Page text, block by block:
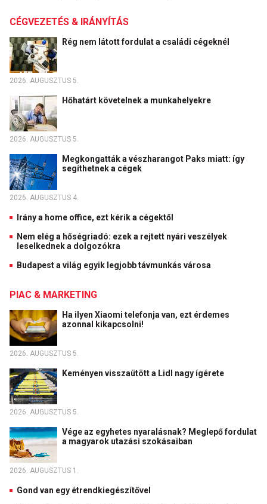
CÉGVEZETÉS & IRÁNYÍTÁS
Rég nem látott fordulat a családi cégeknél
2026. AUGUSZTUS 5.
Hőhatárt követelnek a munkahelyekre
2026. AUGUSZTUS 5.
Megkongatták a vészharangot Paks miatt: így
segíthetnek a cégek
2026. AUGUSZTUS 4.
Irány a home office, ezt kérik a cégektől
Nem elég a hőségriadó: ezek a rejtett nyári veszélyek
leselkednek a dolgozókra
Budapest a világ egyik legjobb távmunkás városa
PIAC & MARKETING
Ha ilyen Xiaomi telefonja van, ezt érdemes
azonnal kikapcsolni!
2026. AUGUSZTUS 5.
Keményen visszaütött a Lidl nagy ígérete
2026. AUGUSZTUS 5.
Vége az egyhetes nyaralásnak? Meglepő fordulat
a magyarok utazási szokásaiban
2026. AUGUSZTUS 1.
Gond van egy étrendkiegészítővel